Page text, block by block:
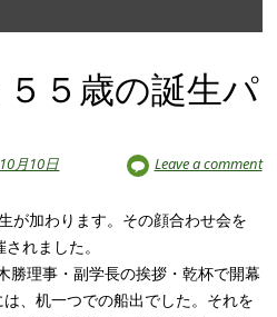
５歳の誕生パ
月10日 Leave a comment
が加わります。その顔合わせ会を
れました。
勝理事・副学長の挨拶・乾杯で開幕
、机一つでの船出でした。それを